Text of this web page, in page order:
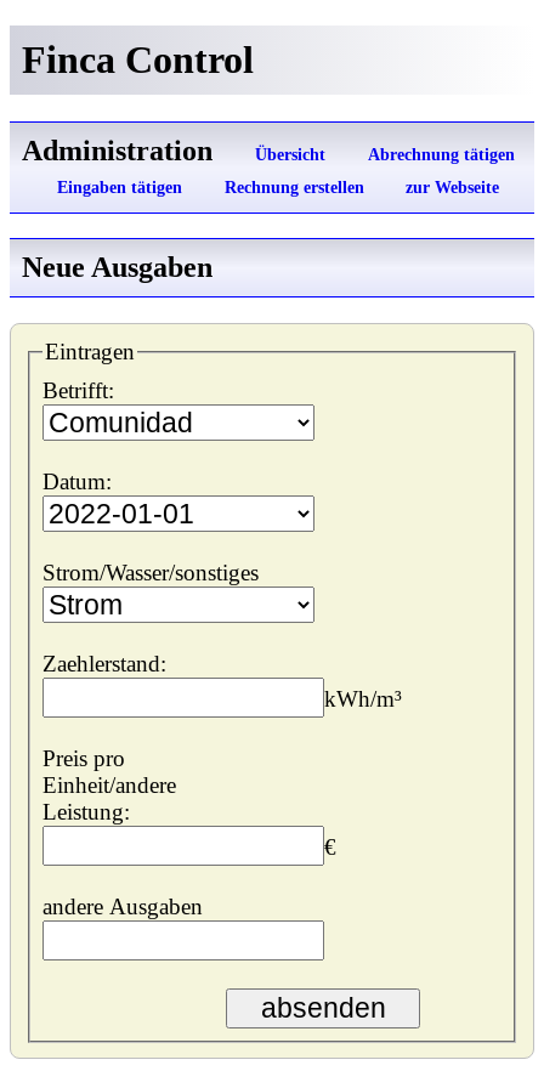
Finca Control
Administration Übersicht
Abrechnung tätigen
Eingaben tätigen
Rechnung erstellen zur Webseite
Neue Ausgaben
Eintragen
Betrifft:
Datum:
Strom/Wasser/sonstiges
Zaehlerstand:
kWh/m³
Preis pro
Einheit/andere
Leistung:
€
andere Ausgaben